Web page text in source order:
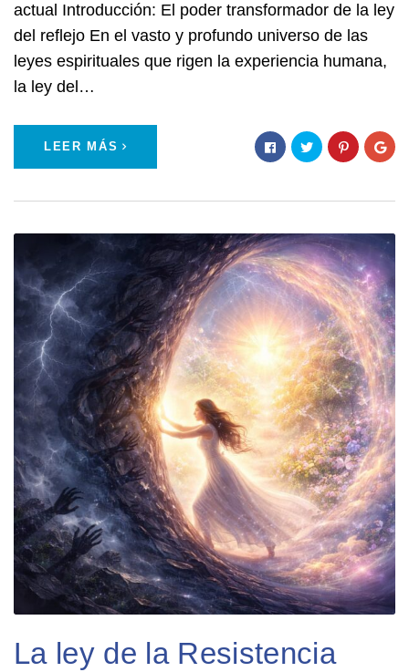
actual Introducción: El poder transformador de la ley
del reflejo En el vasto y profundo universo de las
leyes espirituales que rigen la experiencia humana,
la ley del…
LEER MÁS
La ley de la Resistencia